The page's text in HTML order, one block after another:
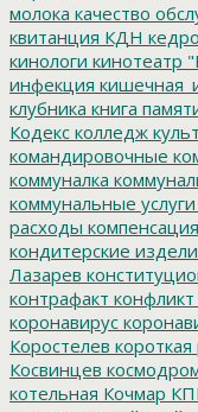
молока качество
квитанция КДН
кинологи кинотеатр
инфекция
клубника книга
Кодекс колледж
командировочные
коммуналка
коммунальные услуги
расходы компенсация
кондитерские
Лазарев
контрафакт
коронавирус
Коростелев
Косвинцев
котельная Кочмар